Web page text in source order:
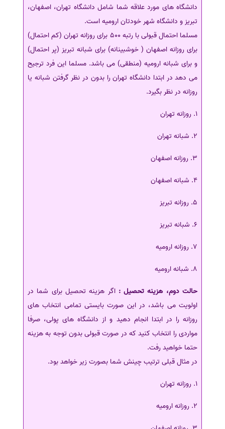
دانشگاه های مورد علاقه شما شامل دانشگاه تهران، اصفهان،
تبریز و دانشگاه شهر خودتان ارومیه است.
مسلما احتمال قبولی با رتبه 500 برای روزانه تهران (کم احتمال)
برای روزانه اصفهان ( خوشبینانه) برای شبانه تبریز (پر احتمال)
و برای شبانه ارومیه (منطقی) می باشد. مسلما این فرد ترجیح
می دهد در ابتدا دانشگاه تهران را بدون در نظر گرفتن شبانه یا
روزانه در نظر بگیرد.
1. روزانه تهران
2. شبانه تهران
3. روزانه اصفهان
4. شبانه اصفهان
5. روزانه تبریز
6. شبانه تبریز
7. روزانه ارومیه
8. شبانه ارومیه
حالت دوم، هزینه تحصیل :اگر هزینه تحصیل برای شما در
اولویت می باشد، در این صورت بایستی تمامی انتخاب های
روزانه را در ابتدا انجام دهید و از دانشگاه های پولی، صرفا
مواردی را انتخاب کنید که در صورت قبولی بدون توجه به هزینه
حتما خواهید رفت.
در مثال قبلی ترتیب چینش شما بصورت زیر خواهد بود.
1. روزانه تهران
2. روزانه ارومیه